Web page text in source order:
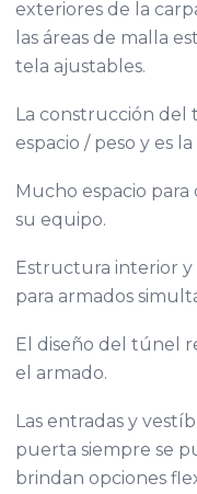
exteriores de la
las áreas de malla
tela ajustables.
La construcción del
espacio / peso y es
Mucho espacio
su equipo.
Estructura interior y
para armados
El diseño del túnel
el armado.
Las entradas y
puerta siempre se
brindan opciones